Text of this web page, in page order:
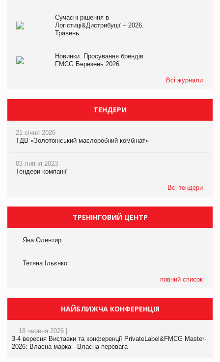
Сучасні рішення в
Логістиці&Дистрибуції – 2026.
Травень
Новинки. Просування брендів
FMCG.Березень 2026
Всі журнали
ТЕНДЕРИ
21 січня 2026
ТДВ «Золотоніський маслоробний комбінат»
03 липня 2023
Тендери компанії
Всі тендери
ТРЕНІНГОВИЙ ЦЕНТР
Яна Олентир
Тетяна Ільєнко
повний список
НАЙБЛИЖЧА КОНФЕРЕНЦІЯ
18 червня 2026 |
3-4 вересня Виставки та конференції PrivateLabel&FMCG Master-
2026: Власна марка - Власна перевага